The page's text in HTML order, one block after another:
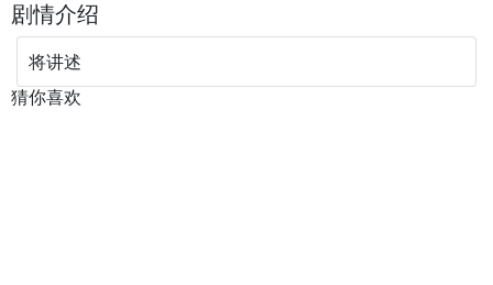
剧情介绍
将讲述
猜你喜欢